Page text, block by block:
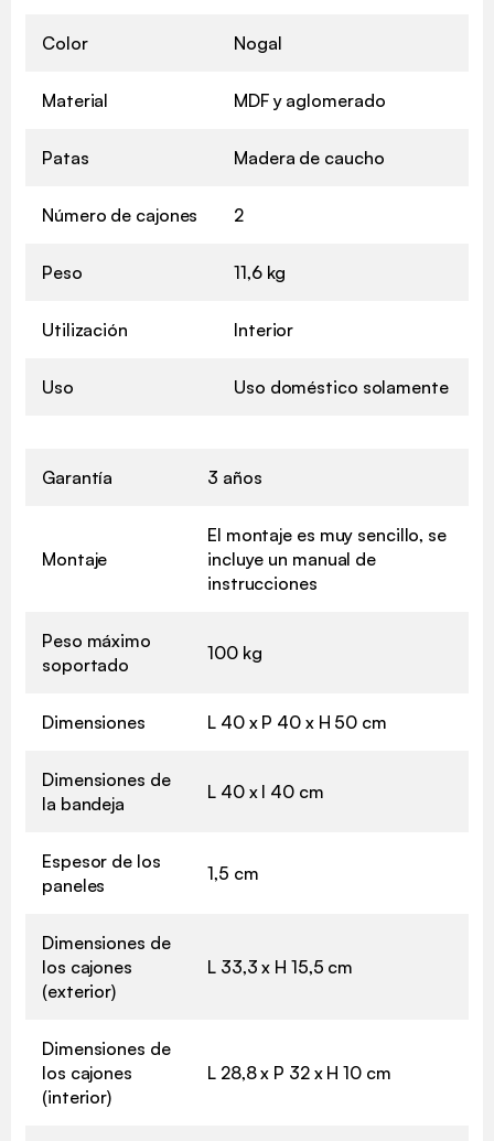
Color Nogal
Material MDF y aglomerado
Patas Madera de caucho
Número de cajones 2
Peso 11,6 kg
Utilización Interior
Uso Uso doméstico solamente
Garantía 3 años
Montaje
El montaje es muy sencillo, se
incluye un manual de
instrucciones
Peso máximo
soportado
100 kg
Dimensiones L 40 x P 40 x H 50 cm
Dimensiones de
la bandeja
L 40 x l 40 cm
Espesor de los
paneles
1,5 cm
Dimensiones de
los cajones
(exterior)
L 33,3 x H 15,5 cm
Dimensiones de
los cajones
(interior)
L 28,8 x P 32 x H 10 cm